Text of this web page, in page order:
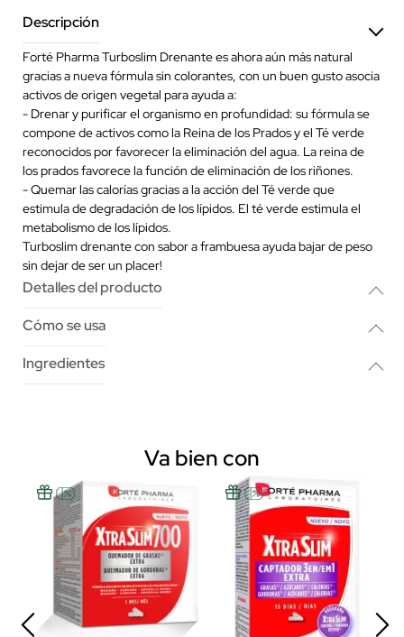
Descripción
Forté Pharma Turboslim Drenante es ahora aún más natural
gracias a nueva fórmula sin colorantes, con un buen gusto asocia
activos de origen vegetal para ayuda a:
- Drenar y purificar el organismo en profundidad: su fórmula se
compone de activos como la Reina de los Prados y el Té verde
reconocidos por favorecer la eliminación del agua. La reina de
los prados favorece la función de eliminación de los riñones.
- Quemar las calorías gracias a la acción del Té verde que
estimula de degradación de los lípidos. El té verde estimula el
metabolismo de los lípidos.
Turboslim drenante con sabor a frambuesa ayuda bajar de peso
sin dejar de ser un placer!
Detalles del producto
Cómo se usa
Ingredientes
Va bien con